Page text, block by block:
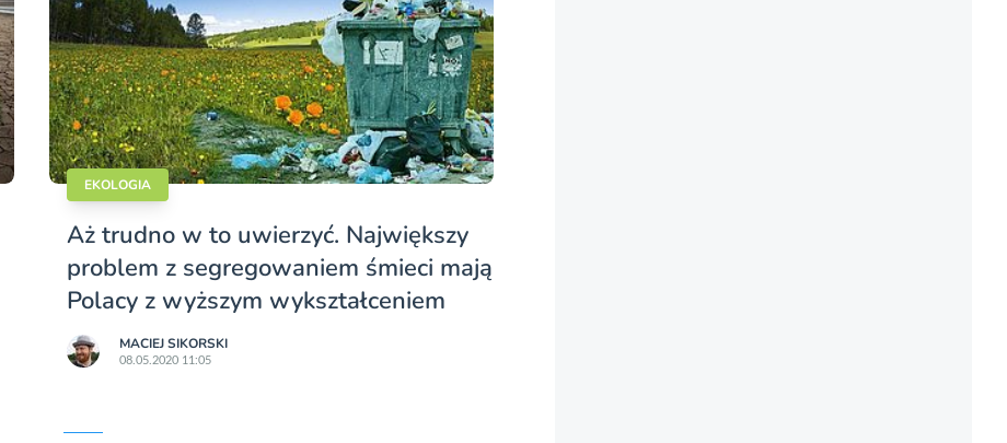
EKOLOGIA
Aż trudno w to uwierzyć. Największy
problem z segregowaniem śmieci mają
Polacy z wyższym wykształceniem
MACIEJ SIKORSKI
08.05.2020 11:05